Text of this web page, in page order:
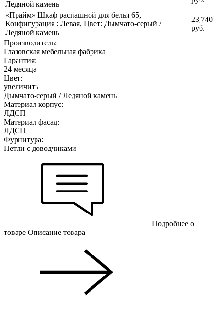
Ледяной камень
«Прайм» Шкаф распашной для белья 65,
Конфигурация : Левая, Цвет: Дымчато-серый /
Ледяной камень
23,740
руб.
Производитель:
Глазовская мебельная фабрика
Гарантия:
24 месяца
Цвет:
увеличить
Дымчато-серый / Ледяной камень
Материал корпус:
ЛДСП
Материал фасад:
ЛДСП
Фурнитура:
Петли с доводчиками
Подробнее о
товаре Описание товара